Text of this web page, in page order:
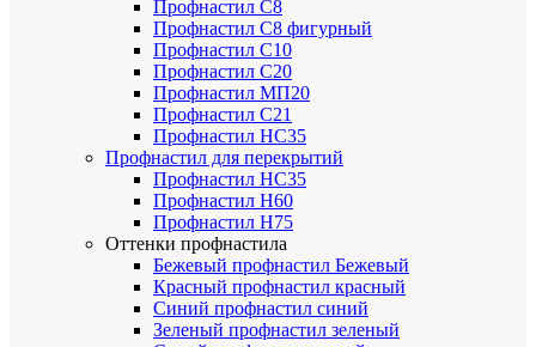
Профнастил С8
Профнастил С8 фигурный
Профнастил С10
Профнастил С20
Профнастил МП20
Профнастил С21
Профнастил НС35
Профнастил для перекрытий
Профнастил НС35
Профнастил Н60
Профнастил Н75
Оттенки профнастила
Бежевый профнастил Бежевый
Красный профнастил красный
Синий профнастил синий
Зеленый профнастил зеленый